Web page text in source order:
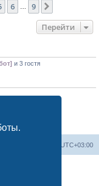
6 9
Перейти
и 3 гостя
UTC+03:00
© phpBB Limited